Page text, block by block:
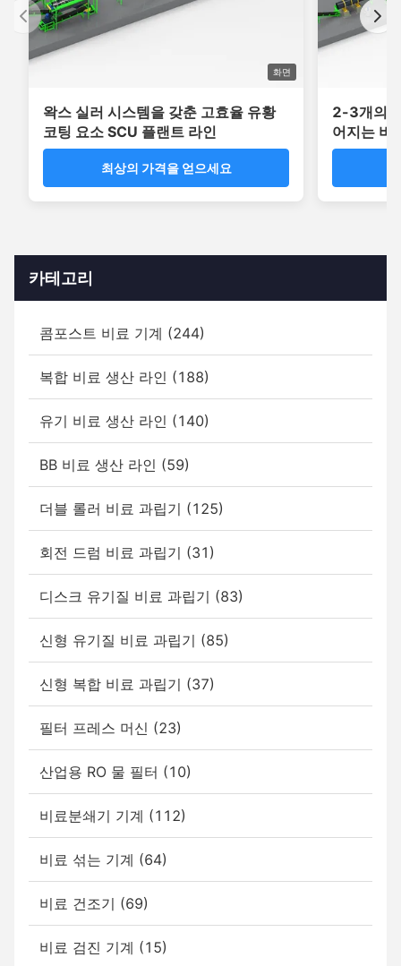
화면
왁스 실러 시스템을 갖춘 고효율 유황
코팅 요소 SCU 플랜트 라인
최상의 가격을 얻으세요
2-3개의
어지는 비
는 드럼 코
카테고리
콤포스트 비료 기계 (244)
복합 비료 생산 라인 (188)
유기 비료 생산 라인 (140)
BB 비료 생산 라인 (59)
더블 롤러 비료 과립기 (125)
회전 드럼 비료 과립기 (31)
디스크 유기질 비료 과립기 (83)
신형 유기질 비료 과립기 (85)
신형 복합 비료 과립기 (37)
필터 프레스 머신 (23)
산업용 RO 물 필터 (10)
비료분쇄기 기계 (112)
비료 섞는 기계 (64)
비료 건조기 (69)
비료 검진 기계 (15)